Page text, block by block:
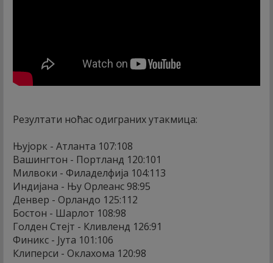
Резултати ноћас одиграних утакмица:
Њујорк - Атланта 107:108
Вашингтон - Портланд 120:101
Милвоки - Филаделфија 104:113
Индијана - Њу Орлеанс 98:95
Денвер - Орландо 125:112
Бостон - Шарлот 108:98
Голден Стејт - Кливленд 126:91
Финикс - Јута 101:106
Клиперси - Оклахома 120:98